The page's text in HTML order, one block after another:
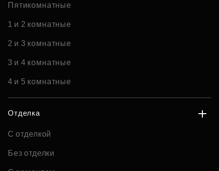
Пятикомнатные
1 и 2 комнатные
2 и 3 комнатные
3 и 4 комнатные
4 и 5 комнатные
Отделка
С отделкой
Без отделки